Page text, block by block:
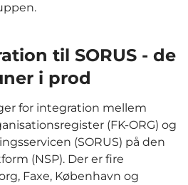
til SORUS - de
i prod
for integration mellem
(FK-ORG) og
(SORUS) på den
(NSP). Der er fire
Faxe, København og